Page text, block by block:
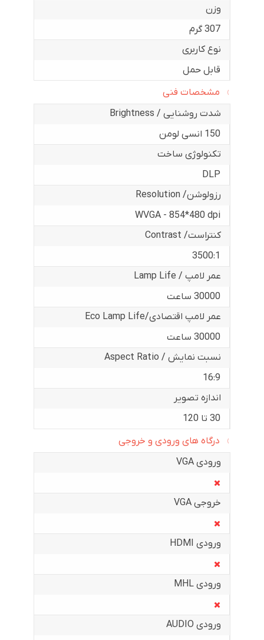
وزن
307 گرم
نوع کاربری
قابل حمل
مشخصات فنی
شدت روشنایی / Brightness
150 انسی لومن
تکنولوژی ساخت
DLP
رزولوشن/ Resolution
WVGA - 854*480 dpi
کنتراست/ Contrast
3500:1
عمر لامپ / Lamp Life
30000 ساعت
عمر لامپ اقتصادی/Eco Lamp Life
30000 ساعت
نسبت نمایش / Aspect Ratio
16:9
اندازه تصویر
30 تا 120
درگاه های ورودی و خروجی
ورودی VGA
خروجی VGA
ورودی HDMI
ورودی MHL
ورودی AUDIO